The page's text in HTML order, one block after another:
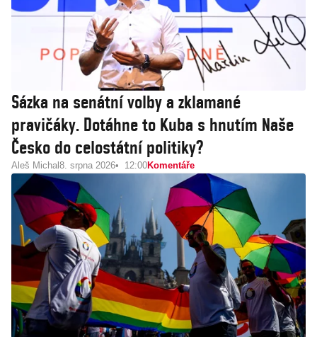
Sázka na senátní volby a zklamané
pravičáky. Dotáhne to Kuba s hnutím Naše
Česko do celostátní politiky?
Aleš Michal 8. srpna 2026 12:00Komentáře